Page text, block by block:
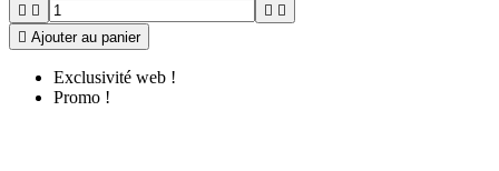
   
 Ajouter au panier
Exclusivité web !
Promo !